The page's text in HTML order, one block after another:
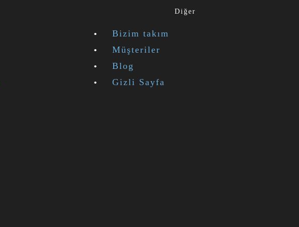
Diğer
Bizim takım
Müşteriler
Blog
Gizli Sayfa